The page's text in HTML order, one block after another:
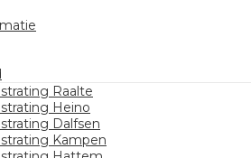
Raalte
Heino
Dalfsen
Kampen